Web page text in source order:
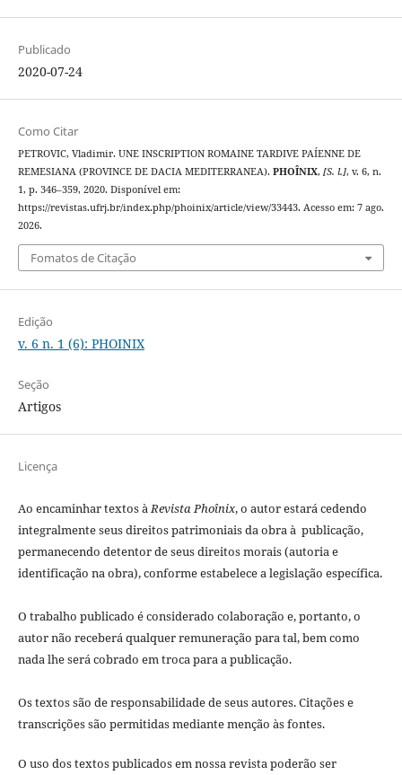
Publicado
2020-07-24
Como Citar
PETROVIC, Vladimir. UNE INSCRIPTION ROMAINE TARDIVE PAÍENNE DE
REMESIANA (PROVINCE DE DACIA MEDITERRANEA). PHOÎNIX, [S. l.], v. 6, n.
1, p. 346–359, 2020. Disponível em:
https://revistas.ufrj.br/index.php/phoinix/article/view/33443. Acesso em: 7 ago.
2026.
Fomatos de Citação
Edição
v. 6 n. 1 (6): PHOINIX
Seção
Artigos
Licença
Ao encaminhar textos àRevista Phoînix, o autor estará cedendo
integralmente seus direitos patrimoniais da obra à publicação,
permanecendo detentor de seus direitos morais (autoria e
identificação na obra), conforme estabelece a legislação especí­fica.
O trabalho publicado é considerado colaboração e, portanto, o
autor não receberá qualquer remuneração para tal, bem como
nada lhe será cobrado em troca para a publicação.
Os textos são de responsabilidade de seus autores. Citações e
transcrições são permitidas mediante menção às fontes.
O uso dos textos publicados em nossa revista poderão ser